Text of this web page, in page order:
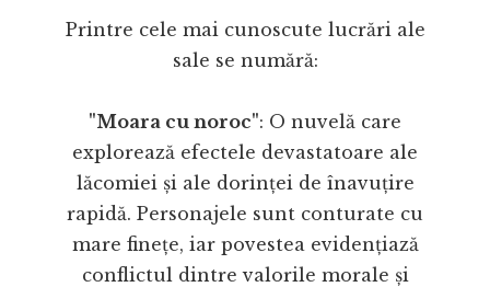
Printre cele mai cunoscute lucrări ale
sale se numără:
"Moara cu noroc": O nuvelă care
explorează efectele devastatoare ale
lăcomiei și ale dorinței de înavuțire
rapidă. Personajele sunt conturate cu
mare finețe, iar povestea evidențiază
conflictul dintre valorile morale și